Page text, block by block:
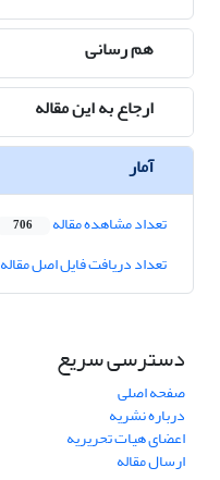
هم رسانی
ارجاع به این مقاله
آمار
تعداد مشاهده مقاله 706
تعداد دریافت فایل اصل مقاله
دسترسی سریع
صفحه اصلی
درباره نشریه
اعضای هیات تحریریه
ارسال مقاله